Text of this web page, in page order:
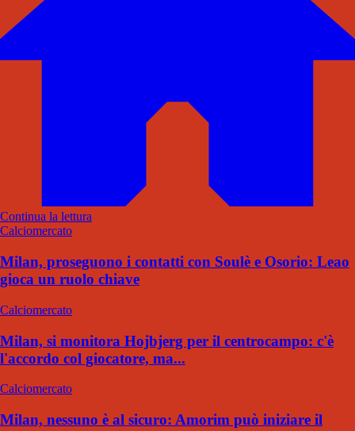
Continua la lettura
Calciomercato
Milan, proseguono i contatti con Soulè e Osorio: Leao
gioca un ruolo chiave
Calciomercato
Milan, si monitora Hojbjerg per il centrocampo: c'è
l'accordo col giocatore, ma...
Calciomercato
Milan, nessuno è al sicuro: Amorim può iniziare il